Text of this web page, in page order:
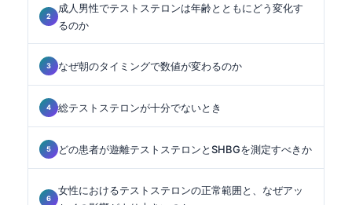
成人男性でテストステロンは年齢とともにどう変化す
るのか
なぜ朝のタイミングで数値が変わるのか
総テストステロンが十分でないとき
どの患者が遊離テストステロンとSHBGを測定すべきか
女性におけるテストステロンの正常範囲と、なぜアッ